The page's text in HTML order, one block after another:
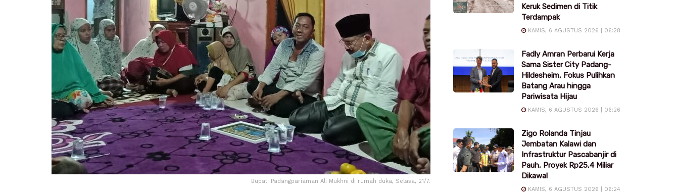
Bupati Padangpariaman Ali Mukhni di rumah duka, Selasa, 21/7.
Keruk Sedimen di Titik
Terdampak
KAMIS, 6 AGUSTUS 2026 | 06:28
Fadly Amran Perbarui Kerja
Sama Sister City Padang-
Hildesheim, Fokus Pulihkan
Batang Arau hingga
Pariwisata Hijau
KAMIS, 6 AGUSTUS 2026 | 06:26
Zigo Rolanda Tinjau
Jembatan Kalawi dan
Infrastruktur Pascabanjir di
Pauh, Proyek Rp25,4 Miliar
Dikawal
KAMIS, 6 AGUSTUS 2026 | 06:24